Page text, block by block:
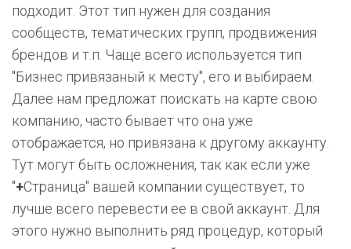
подходит. Этот тип нужен для создания
сообществ, тематических групп, продвижения
брендов и т.п. Чаще всего используется тип
"Бизнес привязаный к месту", его и выбираем.
Далее нам предложат поискать на карте свою
компанию, часто бывает что она уже
отображается, но привязана к другому аккаунту.
Тут могут быть осложнения, так как если уже
"+Страница" вашей компании существует, то
лучше всего перевести ее в свой аккаунт. Для
этого нужно выполнить ряд процедур, который